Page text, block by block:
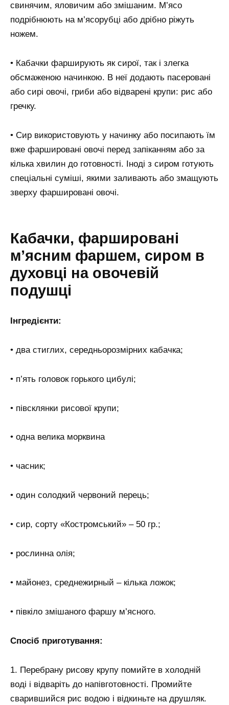
свинячим, яловичим або змішаним. М’ясо
подрібнюють на м’ясорубці або дрібно ріжуть
ножем.
• Кабачки фарширують як сирої, так і злегка
обсмаженою начинкою. В неї додають пасеровані
або сирі овочі, гриби або відварені крупи: рис або
гречку.
• Сир використовують у начинку або посипають їм
вже фаршировані овочі перед запіканням або за
кілька хвилин до готовності. Іноді з сиром готують
спеціальні суміші, якими заливають або змащують
зверху фаршировані овочі.
Кабачки, фаршировані
м’ясним фаршем, сиром в
духовці на овочевій
подушці
Інгредієнти:
• два стиглих, середньорозмірних кабачка;
• п’ять головок горького цибулі;
• півсклянки рисової крупи;
• одна велика морквина
• часник;
• один солодкий червоний перець;
• сир, сорту «Костромський» – 50 гр.;
• рослинна олія;
• майонез, среднежирный – кілька ложок;
• півкіло змішаного фаршу м’ясного.
Спосіб приготування:
1. Перебрану рисову крупу помийте в холодній
воді і відваріть до напівготовності. Промийте
сварившийся рис водою і відкиньте на друшляк.